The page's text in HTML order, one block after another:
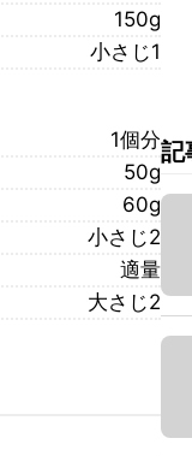
150g
小さじ1
1個分
50g
60g
小さじ2
適量
大さじ2
記